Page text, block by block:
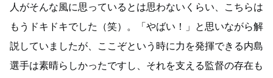
人がそんな風に思っているとは思わないくらい、こちらは
もうドキドキでした（笑）。「やばい！」と思いながら解
説していましたが、ここぞという時に力を発揮できる内島
選手は素晴らしかったですし、それを支える監督の存在も